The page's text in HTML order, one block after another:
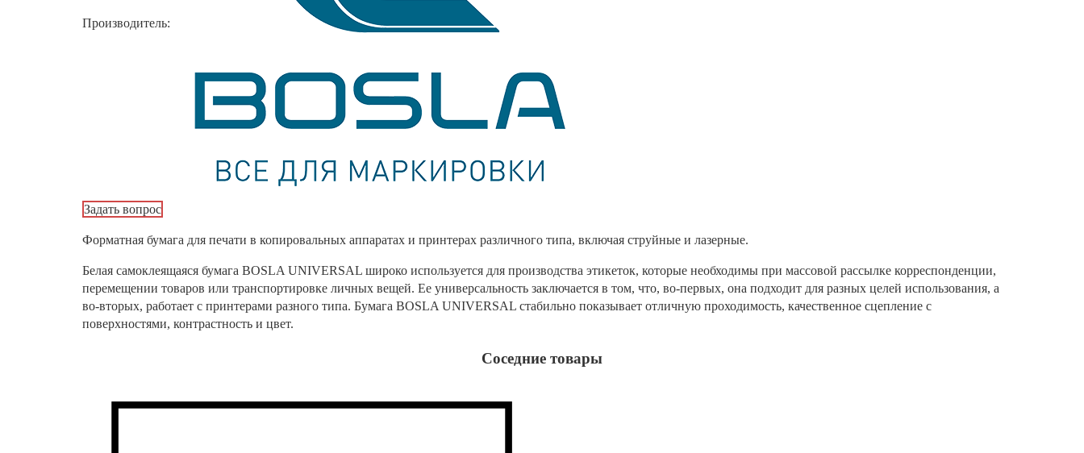
Производитель:
Задать вопрос
Форматная бумага для печати в копировальных аппаратах и принтерах различного типа, включая струйные и лазерные.
Белая самоклеящаяся бумага BOSLA UNIVERSAL широко используется для производства этикеток, которые необходимы при массовой рассылке корреспонденции,
перемещении товаров или транспортировке личных вещей. Ее универсальность заключается в том, что, во-первых, она подходит для разных целей использования, а
во-вторых, работает с принтерами разного типа. Бумага BOSLA UNIVERSAL стабильно показывает отличную проходимость, качественное сцепление с
поверхностями, контрастность и цвет.
Соседние товары